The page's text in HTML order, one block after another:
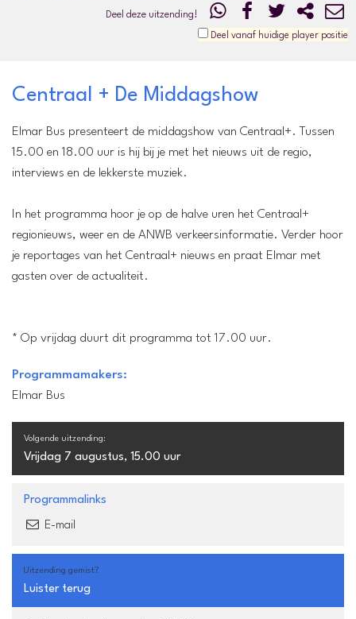
Deel deze uitzending!
Deel vanaf huidige player positie
Centraal + De Middagshow
Elmar Bus presenteert de middagshow van Centraal+. Tussen
15.00 en 18.00 uur is hij bij je met het nieuws uit de regio,
interviews en de lekkerste muziek.
In het programma hoor je op de halve uren het Centraal+
regionieuws, weer en de ANWB verkeersinformatie. Verder hoor
je reportages van het Centraal+ nieuws en praat Elmar met
gasten over de actualiteit.
* Op vrijdag duurt dit programma tot 17.00 uur.
Programmamakers:
Elmar Bus
Volgende uitzending:
Vrijdag 7 augustus, 15.00 uur
Programmalinks
E-mail
Uitzending gemist?
Luister terug